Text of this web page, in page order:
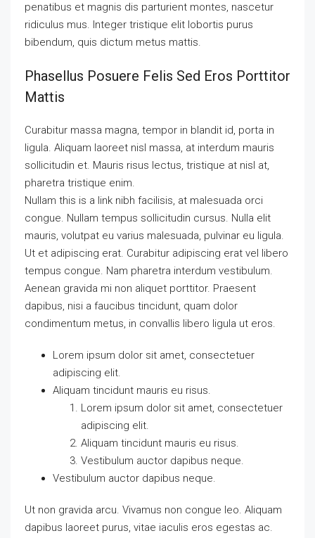
penatibus et magnis dis parturient montes, nascetur
ridiculus mus. Integer tristique elit lobortis purus
bibendum, quis dictum metus mattis.
Phasellus Posuere Felis Sed Eros Porttitor
Mattis
Curabitur massa magna, tempor in blandit id, porta in
ligula. Aliquam laoreet nisl massa, at interdum mauris
sollicitudin et. Mauris risus lectus, tristique at nisl at,
pharetra tristique enim.
Nullam this is a link nibh facilisis, at malesuada orci
congue. Nullam tempus sollicitudin cursus. Nulla elit
mauris, volutpat eu varius malesuada, pulvinar eu ligula.
Ut et adipiscing erat. Curabitur adipiscing erat vel libero
tempus congue. Nam pharetra interdum vestibulum.
Aenean gravida mi non aliquet porttitor. Praesent
dapibus, nisi a faucibus tincidunt, quam dolor
condimentum metus, in convallis libero ligula ut eros.
Lorem ipsum dolor sit amet, consectetuer
adipiscing elit.
Aliquam tincidunt mauris eu risus.
Lorem ipsum dolor sit amet, consectetuer
adipiscing elit.
Aliquam tincidunt mauris eu risus.
Vestibulum auctor dapibus neque.
Vestibulum auctor dapibus neque.
Ut non gravida arcu. Vivamus non congue leo. Aliquam
dapibus laoreet purus, vitae iaculis eros egestas ac.